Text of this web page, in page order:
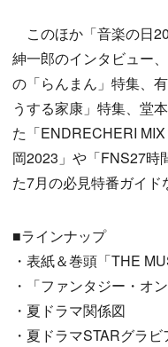
このほか「音楽の日
紳一郎のインタビュー
の「らんまん」特集、
うする家康」特集、堂
た「ENDRECHERI
岡2023」や「FNS27時
た7月の必見特番ガイド
■ラインナップ
・表紙＆巻頭「THE
・「ファンタジー・オ
・夏ドラマ関係図
・夏ドラマSTARグラ